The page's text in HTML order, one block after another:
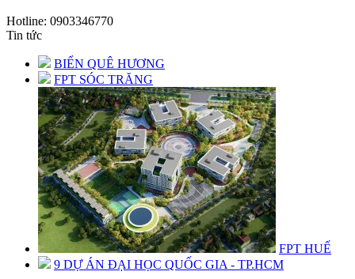
Hotline: 0903346770
Tin tức
BIỂN QUÊ HƯƠNG
FPT SÓC TRĂNG
FPT HUẾ
9 DỰ ÁN ĐẠI HỌC QUỐC GIA - TP.HCM